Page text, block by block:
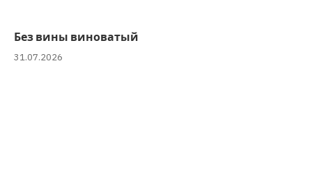
Без вины виноватый
31.07.2026